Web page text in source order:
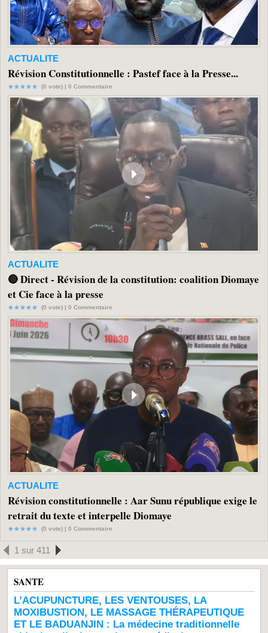
ACTUALITE
Révision Constitutionnelle : Pastef face à la Presse...
(0 vote) | 0 Commentaire
ACTUALITE
🔴 Direct - Révision de la constitution: coalition Diomaye
et Cie face à la presse
(0 vote) | 0 Commentaire
ACTUALITE
Révision constitutionnelle : Aar Sunu république exige le
retrait du texte et interpelle Diomaye
(0 vote) | 0 Commentaire
1 sur 411
SANTE
L’ACUPUNCTURE, LES VENTOUSES, LA
MOXIBUSTION, LE MASSAGE THÉRAPEUTIQUE
ET LE BADUANJIN : La médecine traditionnelle